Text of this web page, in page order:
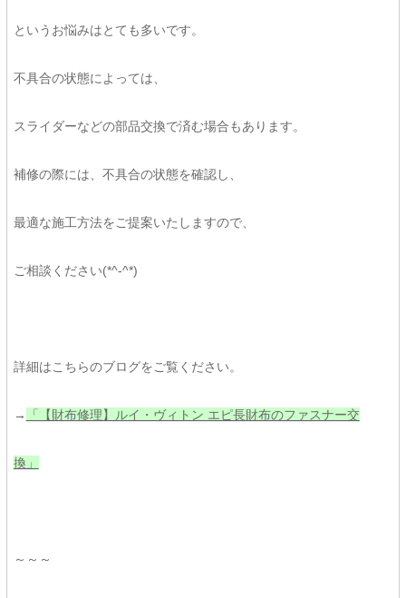
というお悩みはとても多いです。
不具合の状態によっては、
スライダーなどの部品交換で済む場合もあります。
補修の際には、不具合の状態を確認し、
最適な施工方法をご提案いたしますので、
ご相談ください(*^-^*)
詳細はこちらのブログをご覧ください。
→ 「【財布修理】ルイ・ヴィトン エピ長財布のファスナー交
換」
～～～